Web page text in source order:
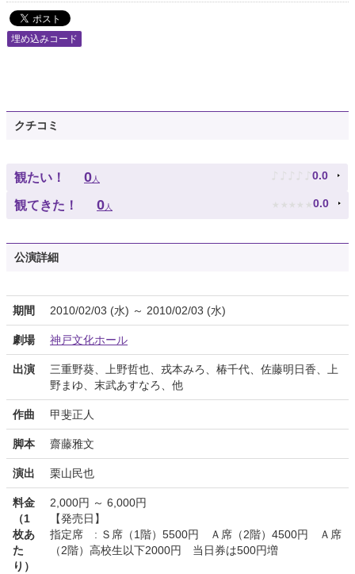
埋め込みコード
クチコミ
観たい！ 0人 ♪ ♪ ♪ ♪ ♪ 0.0
観てきた！ 0人 ★ ★ ★ ★ ★ 0.0
公演詳細
期間 2010/02/03 (水) ～ 2010/02/03 (水)
劇場 神戸文化ホール
出演
三重野葵、上野哲也、戎本みろ、椿千代、佐藤明日香、上
野まゆ、末武あすなろ、他
作曲 甲斐正人
脚本 齋藤雅文
演出 栗山民也
料金
（1
枚あ
た
り）
2,000円 ～ 6,000円
【発売日】
指定席 : Ｓ席（1階）5500円 Ａ席（2階）4500円 Ａ席
（2階）高校生以下2000円 当日券は500円増